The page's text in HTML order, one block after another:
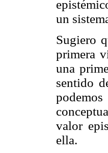
un
Sugiero
primera
una
sentido
valor
ella.